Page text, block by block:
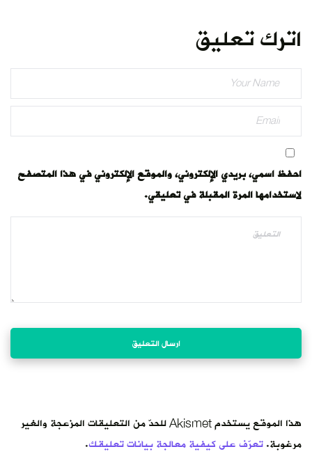
اترك تعليق
احفظ اسمي، بريدي الإلكتروني، والموقع الإلكتروني في هذا المتصفح
لاستخدامها المرة المقبلة في تعليقي.
هذا الموقع يستخدم Akismet للحدّ من التعليقات المزعجة والغير
مرغوبة.تعرّف على كيفية معالجة بيانات تعليقك.